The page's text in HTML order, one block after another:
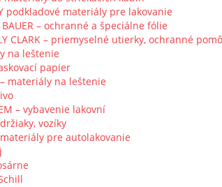
podkladové materiály pre lakovanie
BAUER – ochranné a špeciálne fólie
CLARK – priemyselné utierky, ochranné
na leštenie
papier
– materiály na leštenie
– vybavenie lakovní
vozíky
materiály pre autolakovanie